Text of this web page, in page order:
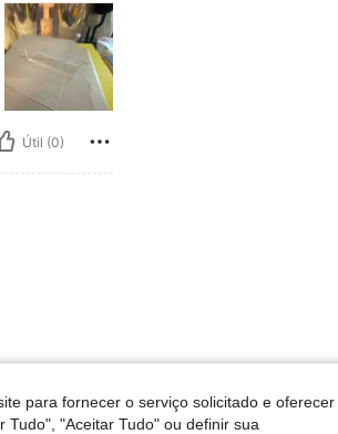
Útil (0)
para fornecer o serviço solicitado e oferecer
"Aceitar Tudo" ou definir sua